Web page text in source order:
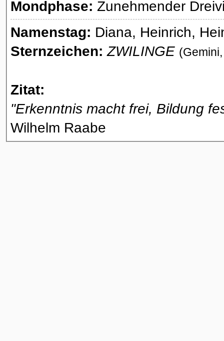
Mondphase: Zunehmender
Namenstag: Diana, Heinrich,
Sternzeichen: ZWILINGE
Zitat:
"Erkenntnis macht frei, Bildung
Wilhelm Raabe